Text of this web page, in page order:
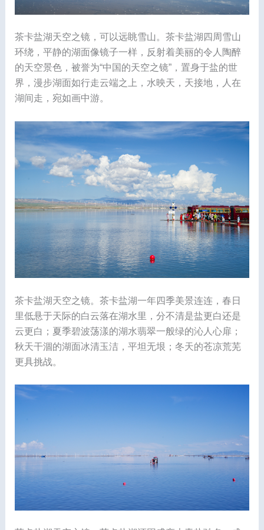
茶卡盐湖天空之镜，可以远眺雪山。茶卡盐湖四周雪山
环绕，平静的湖面像镜子一样，反射着美丽的令人陶醉
的天空景色，被誉为“中国的天空之镜”，置身于盐的世
界，漫步湖面如行走云端之上，水映天，天接地，人在
湖间走，宛如画中游。
茶卡盐湖天空之镜。茶卡盐湖一年四季美景连连，春日
里低悬于天际的白云落在湖水里，分不清是盐更白还是
云更白；夏季碧波荡漾的湖水翡翠一般绿的沁人心扉；
秋天干涸的湖面冰清玉洁，平坦无垠；冬天的苍凉荒芜
更具挑战。